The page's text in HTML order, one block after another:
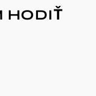
HODIŤ